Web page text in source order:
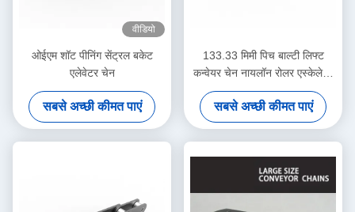
वीडियो
ओईएम शॉट पीनिंग सेंट्रल बकेट
एलेवेटर चेन
सबसे अच्छी कीमत पाएं
133.33 मिमी पिच बाल्टी लिफ्ट
कन्वेयर चेन नायलॉन रोलर एस्केलेटर
स्टेप चेन
सबसे अच्छी कीमत पाएं